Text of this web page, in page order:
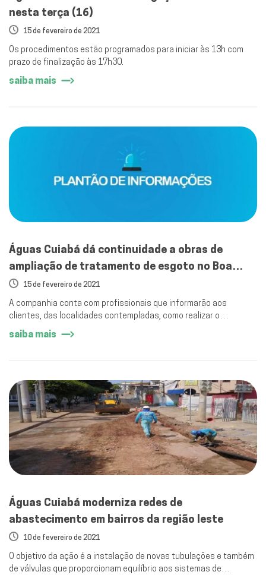
nesta terça (16)
15 de fevereiro de 2021
Os procedimentos estão programados para iniciar às 13h com
prazo de finalização às 17h30.
saiba mais
Águas Cuiabá dá continuidade a obras de
ampliação de tratamento de esgoto no Boa
Esperança e Jd. Imperial III
15 de fevereiro de 2021
A companhia conta com profissionais que informarão aos
clientes, das localidades contempladas, como realizar o
processo de ligação à coleta.
saiba mais
Águas Cuiabá moderniza redes de
abastecimento em bairros da região leste
10 de fevereiro de 2021
O objetivo da ação é a instalação de novas tubulações e também
de válvulas que proporcionam equilíbrio aos sistemas de